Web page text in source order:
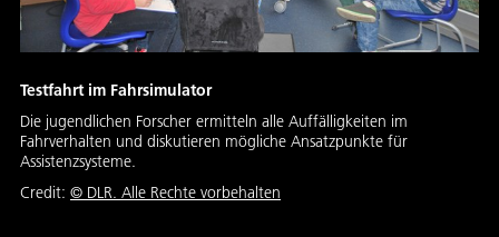
Testfahrt im Fahrsimulator
Die jugendlichen Forscher ermitteln alle Auffälligkeiten im
Fahrverhalten und diskutieren mögliche Ansatzpunkte für
Assistenzsysteme.
Credit: © DLR. Alle Rechte vorbehalten